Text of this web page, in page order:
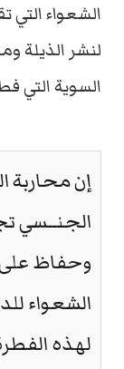
الشعواء التي
لنشر الذيلة
السوية التي
إن محاربة
الجنــسي
وحفاظ
الشعواء
لهذه